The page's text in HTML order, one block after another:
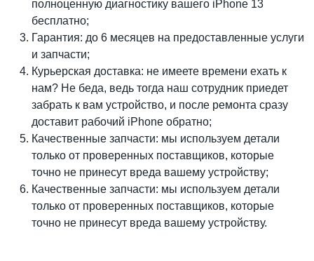
полноценную диагностику вашего iPhone 13
бесплатно;
Гарантия: до 6 месяцев на предоставленные услуги
и запчасти;
Курьерская доставка: не имеете времени ехать к
нам? Не беда, ведь тогда наш сотрудник приедет
забрать к вам устройство, и после ремонта сразу
доставит рабочий iPhone обратно;
Качественные запчасти: мы используем детали
только от проверенных поставщиков, которые
точно не принесут вреда вашему устройству;
Качественные запчасти: мы используем детали
только от проверенных поставщиков, которые
точно не принесут вреда вашему устройству.